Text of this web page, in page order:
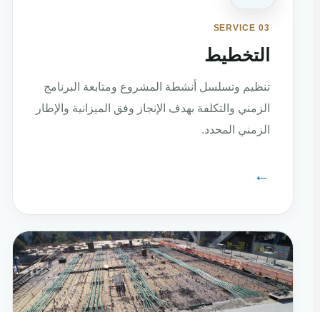
SERVICE 03
التخطيط
تنظيم وتسلسل أنشطة المشروع ومتابعة البرنامج
الزمني والتكلفة بهدف الإنجاز وفق الميزانية والإطار
الزمني المحدد.
←